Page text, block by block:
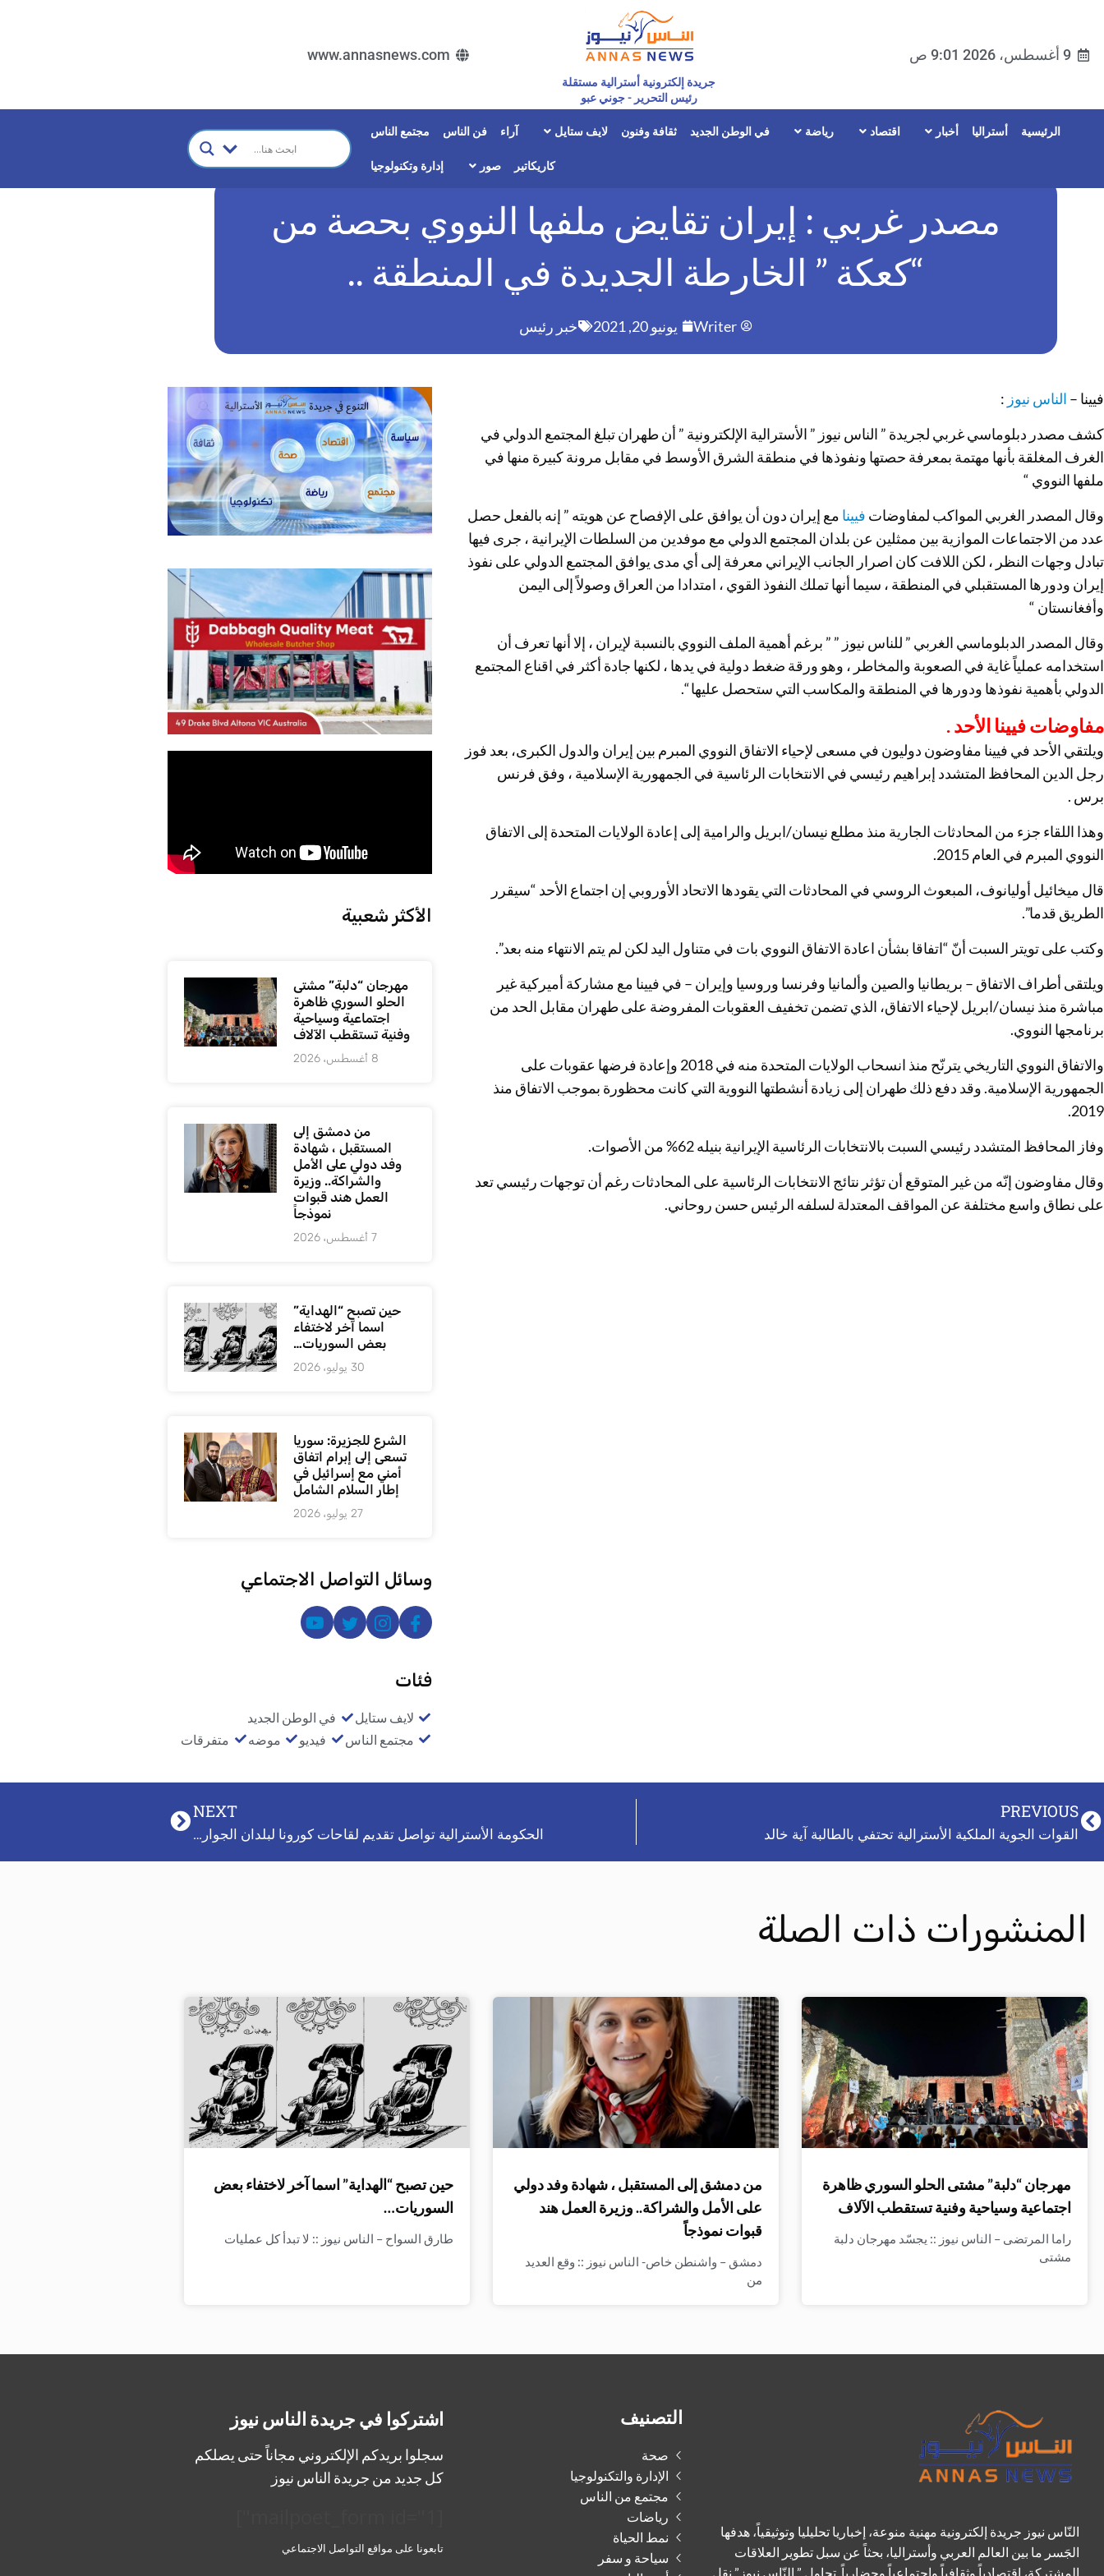
9 أغسطس، 2026 9:01 ص
جريدة إلكترونية أسترالية مستقلة
رئيس التحرير - جوني عبو
www.annasnews.com
الرئيسية أستراليا أخبار اقتصاد رياضة في الوطن الجديد ثقافة وفنون لايف ستايل آراء فن الناس مجتمع الناس
كاريكاتير صور إدارة وتكنولوجيا
مصدر غربي : إيران تقايض ملفها النووي بحصة من
“كعكة ” الخارطة الجديدة في المنطقة ..
Writer يونيو 20, 2021 خبر رئيس
فيينا – الناس نيوز :
كشف مصدر دبلوماسي غربي لجريدة ” الناس نيوز ” الأسترالية الإلكترونية ” أن طهران تبلغ المجتمع الدولي في
الغرف المغلقة بأنها مهتمة بمعرفة حصتها ونفوذها في منطقة الشرق الأوسط في مقابل مرونة كبيرة منها في
ملفها النووي “
وقال المصدر الغربي المواكب لمفاوضات فيينا مع إيران دون أن يوافق على الإفصاح عن هويته ” إنه بالفعل حصل
عدد من الاجتماعات الموازية بين ممثلين عن بلدان المجتمع الدولي مع موفدين من السلطات الإيرانية ، جرى فيها
تبادل وجهات النظر ، لكن اللافت كان اصرار الجانب الإيراني معرفة إلى أي مدى يوافق المجتمع الدولي على نفوذ
إيران ودورها المستقبلي في المنطقة ، سيما أنها تملك النفوذ القوي ، امتدادا من العراق وصولاً إلى اليمن
وأفغانستان “
وقال المصدر الدبلوماسي الغربي ” للناس نيوز ” ” برغم أهمية الملف النووي بالنسبة لإيران ، إلا أنها تعرف أن
استخدامه عملياً غاية في الصعوبة والمخاطر ، وهو ورقة ضغط دولية في يدها ، لكنها جادة أكثر في اقناع المجتمع
الدولي بأهمية نفوذها ودورها في المنطقة والمكاسب التي ستحصل عليها “.
مفاوضات فيينا الأحد .
ويلتقي الأحد في فيينا مفاوضون دوليون في مسعى لإحياء الاتفاق النووي المبرم بين إيران والدول الكبرى، بعد فوز
رجل الدين المحافظ المتشدد إبراهيم رئيسي في الانتخابات الرئاسية في الجمهورية الإسلامية ، وفق فرنس
برس .
وهذا اللقاء جزء من المحادثات الجارية منذ مطلع نيسان/ابريل والرامية إلى إعادة الولايات المتحدة إلى الاتفاق
النووي المبرم في العام 2015.
قال ميخائيل أوليانوف، المبعوث الروسي في المحادثات التي يقودها الاتحاد الأوروبي إن اجتماع الأحد “سيقرر
الطريق قدما”.
وكتب على تويتر السبت أنّ “اتفاقا بشأن اعادة الاتفاق النووي بات في متناول اليد لكن لم يتم الانتهاء منه بعد”.
ويلتقى أطراف الاتفاق – بريطانيا والصين وألمانيا وفرنسا وروسيا وإيران – في فيينا مع مشاركة أميركية غير
مباشرة منذ نيسان/ابريل لإحياء الاتفاق، الذي تضمن تخفيف العقوبات المفروضة على طهران مقابل الحد من
برنامجها النووي.
والاتفاق النووي التاريخي يترنّح منذ انسحاب الولايات المتحدة منه في 2018 وإعادة فرضها عقوبات على
الجمهورية الإسلامية. وقد دفع ذلك طهران إلى زيادة أنشطتها النووية التي كانت محظورة بموجب الاتفاق منذ
2019.
وفاز المحافظ المتشدد رئيسي السبت بالانتخابات الرئاسية الإيرانية بنيله 62% من الأصوات.
وقال مفاوضون إنّه من غير المتوقع أن تؤثر نتائج الانتخابات الرئاسية على المحادثات رغم أن توجهات رئيسي تعد
على نطاق واسع مختلفة عن المواقف المعتدلة لسلفه الرئيس حسن روحاني.
الأكثر شعبية
مهرجان “دلبة” مشتى
الحلو السوري ظاهرة
اجتماعية وسياحية
وفنية تستقطب الآلاف
8 أغسطس، 2026
من دمشق إلى
المستقبل ، شهادة
وفد دولي على الأمل
والشراكة.. وزيرة
العمل هند قبوات
نموذجاً
7 أغسطس، 2026
حين تصبح “الهداية”
اسما آخر لاختفاء
بعض السوريات…
30 يوليو، 2026
الشرع للجزيرة: سوريا
تسعى إلى إبرام اتفاق
أمني مع إسرائيل في
إطار السلام الشامل
27 يوليو، 2026
وسائل التواصل الاجتماعي
فئات
لايف ستايل
في الوطن الجديد
مجتمع الناس
فيديو موضه متفرقات
PREVIOUS
القوات الجوية الملكية الأسترالية تحتفي بالطالبة آية خالد
NEXT
الحكومة الأسترالية تواصل تقديم لقاحات كورونا لبلدان الجوار…
المنشورات ذات الصلة
مهرجان “دلبة” مشتى الحلو السوري ظاهرة
اجتماعية وسياحية وفنية تستقطب الآلاف
راما المرتضى – الناس نيوز :: يجسّد مهرجان دلبة
مشتى
من دمشق إلى المستقبل ، شهادة وفد دولي
على الأمل والشراكة.. وزيرة العمل هند
قبوات نموذجاً
دمشق – واشنطن خاص- الناس نيوز :: وقع العديد
من
حين تصبح “الهداية” اسما آخر لاختفاء بعض
السوريات…
طارق السواح – الناس نيوز :: لا تبدأ كل عمليات
النّاس نيوز جريدة إلكترونية مهنية منوعة، إخباريا تحليليا وتوثيقياً، هدفها
الجَسر ما بين العالم العربي وأستراليا، بحثاً عن سبل تطوير العلاقات
المشتركة، اقتصادياً وثقافياً واجتماعياً وحضارياً. تحاول ” النّاس نيوز” نقل
التصنيف
صحة
الإدارة والتكنولوجيا
مجتمع من الناس
رياضات
نمط الحياة
سياحة و سفر
اشتركوا في جريدة الناس نيوز
سجلوا بريدكم الإلكتروني مجاناً حتى يصلكم
كل جديد من جريدة الناس نيوز
تابعونا على مواقع التواصل الاجتماعي